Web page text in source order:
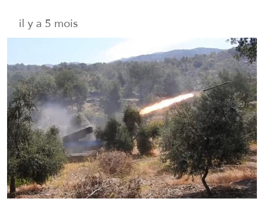
il y a 5 mois